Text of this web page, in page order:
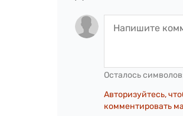
Осталось
Авторизуйтесь,
комментировать